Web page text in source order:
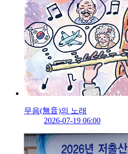
무음(無音)의 노래
2026-07-19 06:00